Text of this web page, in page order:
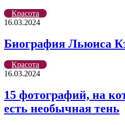
Красота
16.03.2024
Биография Льюиса
Красота
16.03.2024
15 фотографий, на
есть необычная тень